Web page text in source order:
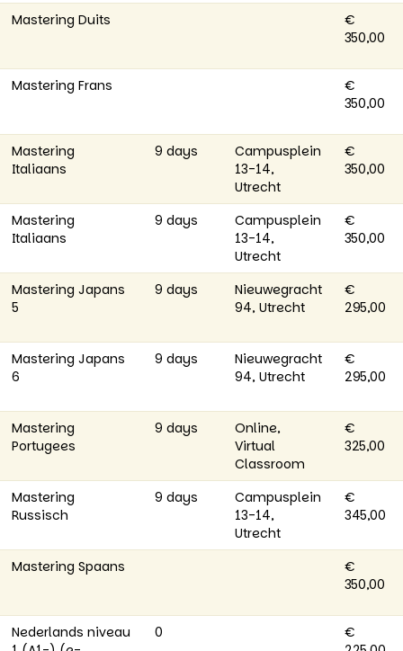
Mastering Duits
€
350,00
Mastering Frans
€
350,00
Mastering
Italiaans
9 days
Campusplein
13-14,
Utrecht
€
350,00
Mastering
Italiaans
9 days
Campusplein
13-14,
Utrecht
€
350,00
Mastering Japans
5
9 days
Nieuwegracht
94, Utrecht
€
295,00
Mastering Japans
6
9 days
Nieuwegracht
94, Utrecht
€
295,00
Mastering
Portugees
9 days
Online,
Virtual
Classroom
€
325,00
Mastering
Russisch
9 days
Campusplein
13-14,
Utrecht
€
345,00
Mastering Spaans
€
350,00
Nederlands niveau
0
€